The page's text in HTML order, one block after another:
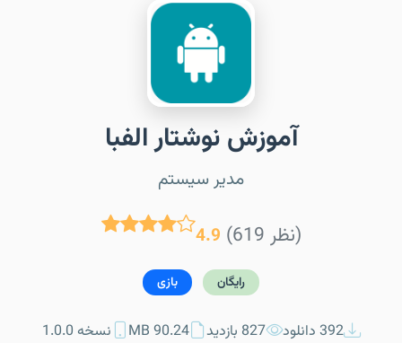
آموزش نوشتار الفبا
مدیر سیستم
4.9 (619 نظر)
رایگان بازی
392 دانلود 827 بازدید 90.24 MB نسخه 1.0.0